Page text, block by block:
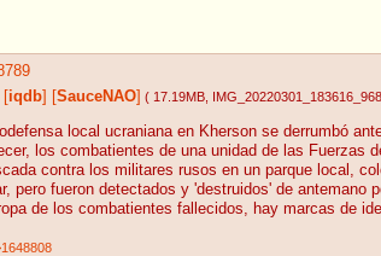
iqdb SauceNAO ( 17.19MB ,
local ucraniana en Kherson se derrumbó
los combatientes de una unidad de las Fuerzas
contra los militares rusos en un parque local,
pero fueron detectados y 'destruidos' de antemano
de los combatientes fallecidos, hay marcas de